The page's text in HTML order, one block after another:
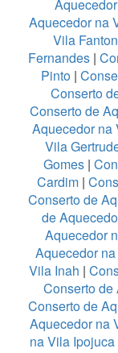
Aquecedor na
Vila Fanton
Fernandes|
Pinto|
Conserto
Conserto de
Aquecedor na
Vila
Gomes|
Cardim |
Conserto de
de
Aquecedor
Aquecedor
Vila Inah |
Conserto
Conserto de
Aquecedor na
na Vila Ipojuca